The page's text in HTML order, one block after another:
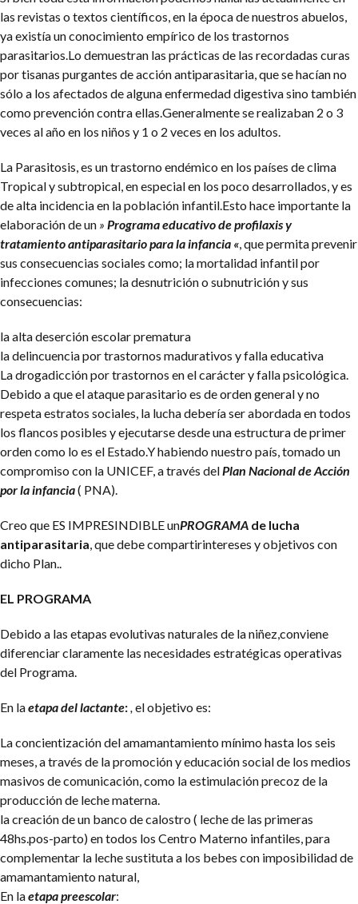
las revistas o textos científicos, en la época de nuestros abuelos,
ya existía un conocimiento empírico de los trastornos
parasitarios.Lo demuestran las prácticas de las recordadas curas
por tisanas purgantes de acción antiparasitaria, que se hacían no
sólo a los afectados de alguna enfermedad digestiva sino también
como prevención contra ellas.Generalmente se realizaban 2 o 3
veces al año en los niños y 1 o 2 veces en los adultos.
La Parasitosis, es un trastorno endémico en los países de clima
Tropical y subtropical, en especial en los poco desarrollados, y es
de alta incidencia en la población infantil.Esto hace importante la
elaboración de un » Programa educativo de profilaxis y
tratamiento antiparasitario para la infancia «, que permita prevenir
sus consecuencias sociales como; la mortalidad infantil por
infecciones comunes; la desnutrición o subnutrición y sus
consecuencias:
la alta deserción escolar prematura
la delincuencia por trastornos madurativos y falla educativa
La drogadicción por trastornos en el carácter y falla psicológica.
Debido a que el ataque parasitario es de orden general y no
respeta estratos sociales, la lucha debería ser abordada en todos
los flancos posibles y ejecutarse desde una estructura de primer
orden como lo es el Estado.Y habiendo nuestro país, tomado un
compromiso con la UNICEF, a través delPlan Nacional de Acción
por la infancia( PNA).
Creo que ES IMPRESINDIBLE unPROGRAMA de lucha
antiparasitaria, que debe compartirintereses y objetivos con
dicho Plan..
EL PROGRAMA
Debido a las etapas evolutivas naturales de la niñez,conviene
diferenciar claramente las necesidades estratégicas operativas
del Programa.
En laetapa del lactante:,el objetivo es:
La concientización del amamantamiento mínimo hasta los seis
meses, a través de la promoción y educación social de los medios
masivos de comunicación, como la estimulación precoz de la
producción de leche materna.
la creación de un banco de calostro ( leche de las primeras
48hs.pos-parto) en todos los Centro Materno infantiles, para
complementar la leche sustituta a los bebes con imposibilidad de
amamantamiento natural,
En laetapa preescolar: